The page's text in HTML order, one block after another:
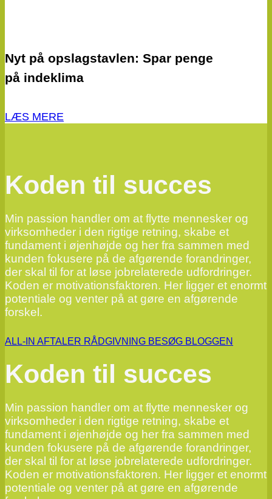
Nyt på opslagstavlen: Spar penge
på indeklima
LÆS MERE
Koden til succes
Min passion handler om at flytte mennesker og
virksomheder i den rigtige retning, skabe et
fundament i øjenhøjde og her fra sammen med
kunden fokusere på de afgørende forandringer,
der skal til for at løse jobrelaterede udfordringer.
Koden er motivationsfaktoren. Her ligger et enormt
potentiale og venter på at gøre en afgørende
forskel.
ALL-IN AFTALER RÅDGIVNING BESØG BLOGGEN
Koden til succes
Min passion handler om at flytte mennesker og
virksomheder i den rigtige retning, skabe et
fundament i øjenhøjde og her fra sammen med
kunden fokusere på de afgørende forandringer,
der skal til for at løse jobrelaterede udfordringer.
Koden er motivationsfaktoren. Her ligger et enormt
potentiale og venter på at gøre en afgørende